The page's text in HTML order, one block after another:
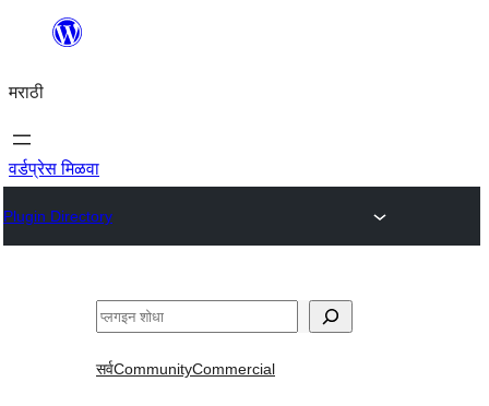
सामुग्रीवर
मराठी
वर्डप्रेस मिळवा
Plugin Directory
शोधा
सर्वCommunityCommercial